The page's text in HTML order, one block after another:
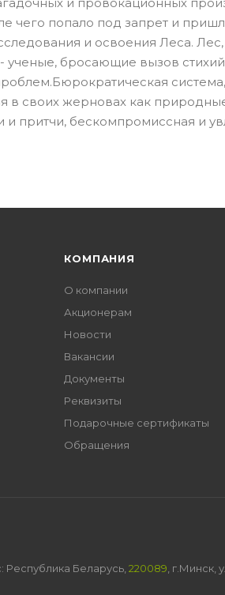
чего попало под запрет и
и освоения Леса.
ученые, бросающие вызов
своих жерновах как
и притчи, бескомпромиссная и
КОМПАНИЯ
О компании
Акционерам
Новости
Вакансии
Документы
Реквизиты
Подарочные сертификаты
Обращения
Беларусь, 220089 ,